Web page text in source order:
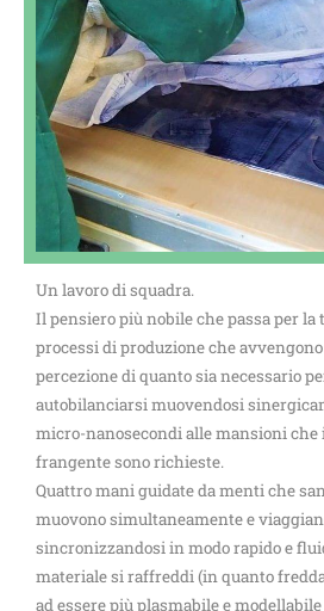
Un lavoro di squadra.
Il pensiero più nobile che passa per la
processi di produzione che
percezione di quanto sia necessario
autobilanciarsi muovendosi
micro-nanosecondi alle mansioni che
frangente sono richieste.
Quattro mani guidate da menti che
muovono simultaneamente e
sincronizzandosi in modo rapido e
materiale si raffreddi (in quanto
ad essere più plasmabile e